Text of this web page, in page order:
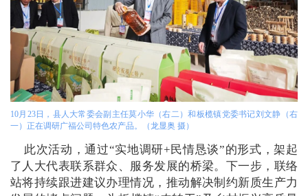
10月23日，县人大常委会副主任莫小华（右二）和板榄镇党委书记刘文静（右
一）正在调研广福公司特色农产品。（龙显奥 摄）
此次活动，通过“实地调研+民情恳谈”的形式，架起
了人大代表联系群众、服务发展的桥梁。下一步，联络
站将持续跟进建议办理情况，推动解决制约新质生产力